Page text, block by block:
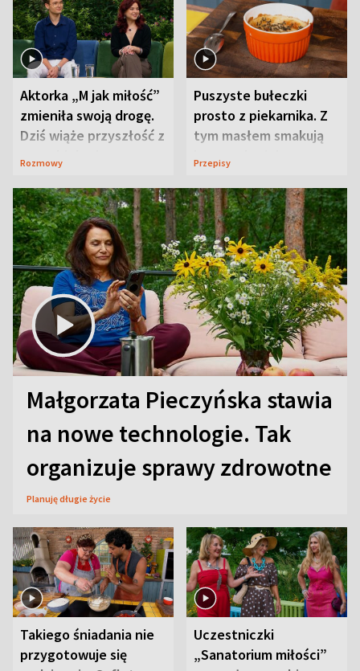
Aktorka „M jak miłość”
zmieniła swoją drogę.
Dziś wiąże przyszłość z
neurobiologią
Rozmowy
Puszyste bułeczki
prosto z piekarnika. Z
tym masłem smakują
jeszcze lepiej
Przepisy
Małgorzata Pieczyńska stawia
na nowe technologie. Tak
organizuje sprawy zdrowotne
Planuję długie życie
Takiego śniadania nie
przygotowuje się
Uczestniczki
„Sanatorium miłości”